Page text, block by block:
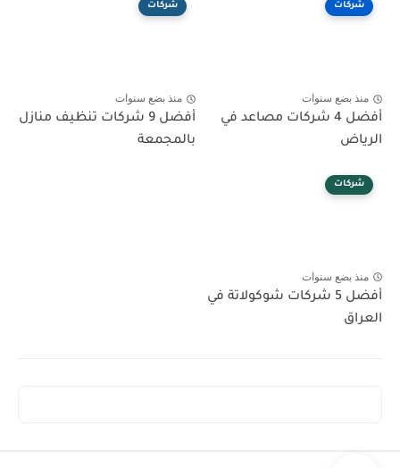
شركات
منذ بضع سنوات
أفضل 4 شركات مصاعد في
الرياض
شركات
منذ بضع سنوات
أفضل 9 شركات تنظيف منازل
بالمجمعة
شركات
منذ بضع سنوات
أفضل 5 شركات شوكولاتة في
العراق